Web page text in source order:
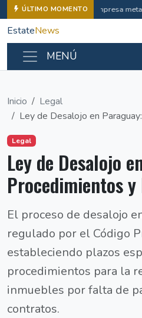
ÚLTIMO MOMENTO Empresa
EstateNews
MENÚ
Inicio
Legal
Ley de Desalojo en
Legal
Ley de Desalojo
Procedimientos y
El proceso de desalojo
regulado por el Código
estableciendo plazos
procedimientos para la
inmuebles por falta de
contratos.